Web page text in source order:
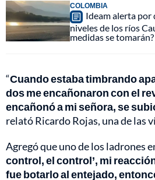
COLOMBIA
Ideam alerta por
niveles de los ríos
medidas se tomarán?
“Cuando estaba timbrando
dos me encañonaron con el
encañonó a mi señora, se
relató Ricardo Rojas, una de las
Agregó que uno de los ladrones
control, el control’, mi
fue botarlo al entejado,